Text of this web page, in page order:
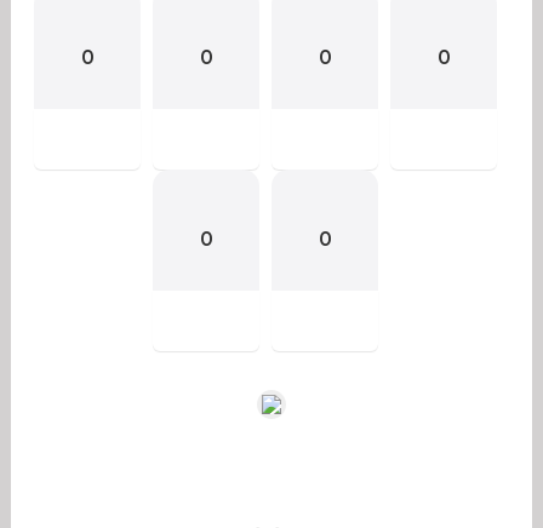
0 0 0 0
0 0